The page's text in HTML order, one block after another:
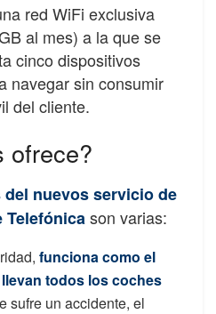
red WiFi exclusiva
al mes) a la que se
cinco dispositivos
navegar sin consumir
del cliente.
ofrece?
nuevos servicio de
Telefónicason varias:
funciona como el
todos los coches
sufre un accidente, el